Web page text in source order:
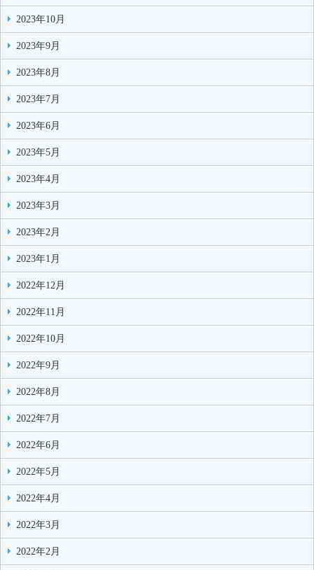
2023年10月
2023年9月
2023年8月
2023年7月
2023年6月
2023年5月
2023年4月
2023年3月
2023年2月
2023年1月
2022年12月
2022年11月
2022年10月
2022年9月
2022年8月
2022年7月
2022年6月
2022年5月
2022年4月
2022年3月
2022年2月